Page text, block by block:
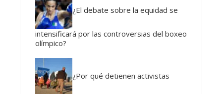
¿El debate sobre la equidad se
intensificará por las controversias del boxeo
olímpico?
¿Por qué detienen activistas